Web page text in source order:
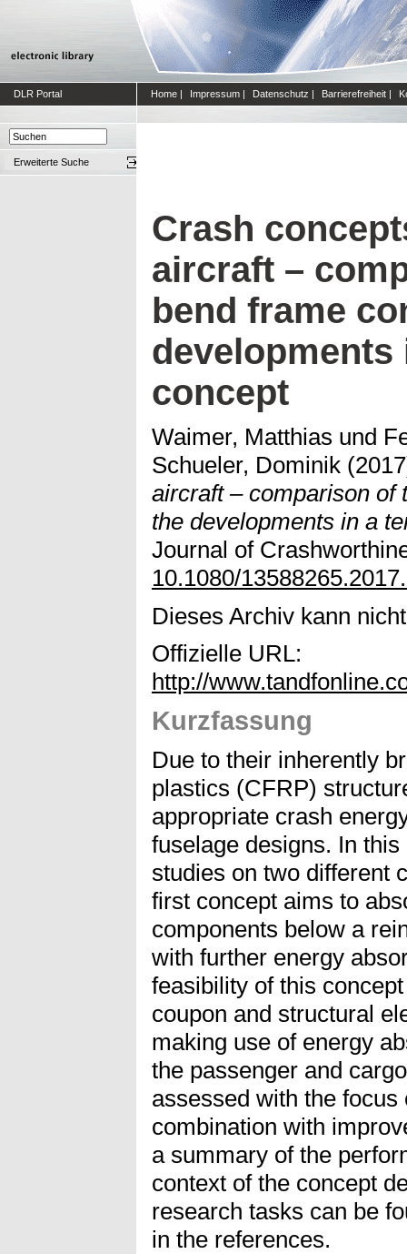
DLR Portal Home | Impressum | Datenschutz | Barrierefreiheit |
Erweiterte Suche
Crash
aircraft –
bend frame
concept
Waimer, Matthias und
Schueler, Dominik
aircraft – comparison of
the developments in a
Journal of
10.1080/
Dieses Archiv kann
Offizielle URL:
http://
Kurzfassung
Due to their inherently
plastics (CFRP)
appropriate crash
fuselage designs. In
studies on two different
first concept aims to
components below a
with further energy
feasibility of this
coupon and structural
making use of energy
the passenger and
assessed with the
combination with
a summary of the
context of the concept
research tasks can be
in the references.